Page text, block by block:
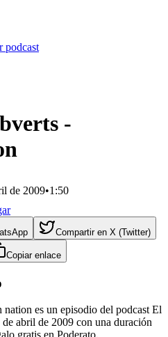
podcast
-
de 2009•1:50
Compartir en X (Twitter)
Copiar enlace
es un episodio del podcast El
abril de 2009 con una duración